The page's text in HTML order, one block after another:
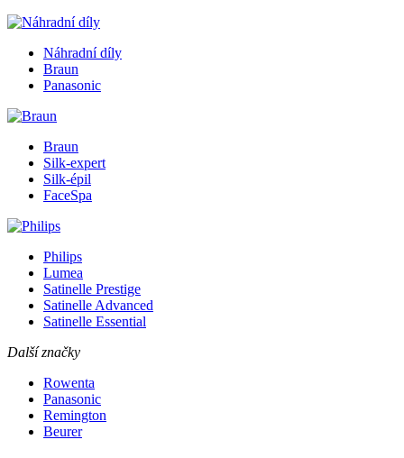
Náhradní díly
Braun
Panasonic
Braun
Silk-expert
Silk-épil
FaceSpa
Philips
Lumea
Satinelle Prestige
Satinelle Advanced
Satinelle Essential
Další značky
Rowenta
Panasonic
Remington
Beurer